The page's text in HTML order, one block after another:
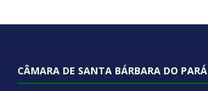
CÂMARA DE SANTA BÁRBARA DO PARÁ